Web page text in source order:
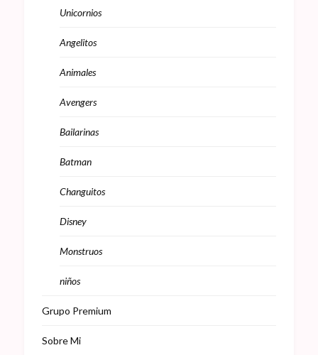
Unicornios
Angelitos
Animales
Avengers
Bailarinas
Batman
Changuitos
Disney
Monstruos
niños
Grupo Premium
Sobre Mi